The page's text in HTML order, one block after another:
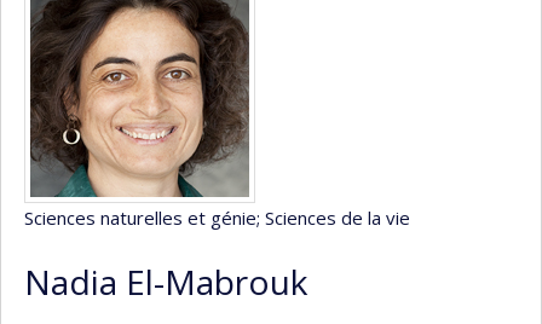
Sciences naturelles et génie; Sciences de la vie
Nadia El-Mabrouk